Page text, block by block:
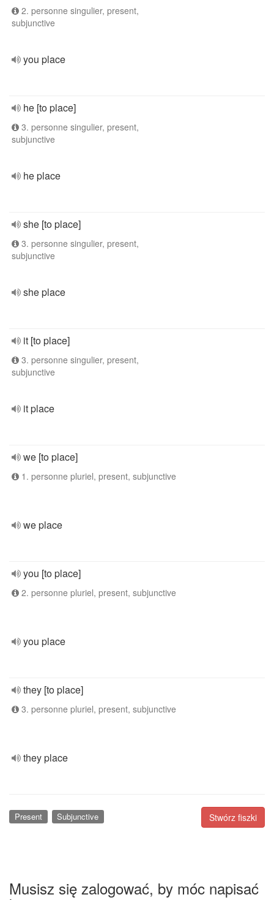
2. personne singulier, present,
subjunctive
you place
he [to place]
3. personne singulier, present,
subjunctive
he place
she [to place]
3. personne singulier, present,
subjunctive
she place
it [to place]
3. personne singulier, present,
subjunctive
it place
we [to place]
1. personne pluriel, present, subjunctive
we place
you [to place]
2. personne pluriel, present, subjunctive
you place
they [to place]
3. personne pluriel, present, subjunctive
they place
Stwórz fiszki
Present Subjunctive
Musisz się zalogować, by móc napisać